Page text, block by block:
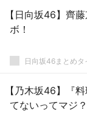
【日向坂46】齊
ボ！
日向坂46まとめタ
【乃木坂46】『
てないってマジ